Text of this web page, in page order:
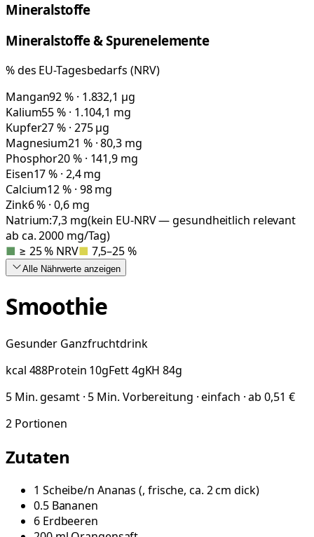
Mineralstoffe
Mineralstoffe & Spurenelemente
% des EU-Tagesbedarfs (NRV)
Mangan92 % · 1.832,1 µg
Kalium55 % · 1.104,1 mg
Kupfer27 % · 275 µg
Magnesium21 % · 80,3 mg
Phosphor20 % · 141,9 mg
Eisen17 % · 2,4 mg
Calcium12 % · 98 mg
Zink6 % · 0,6 mg
Natrium:7,3mg(kein EU-NRV — gesundheitlich relevant
ab ca. 2000 mg/Tag)
■ ≥ 25 % NRV■ 7,5–25 %
Alle Nährwerte anzeigen
Smoothie
Gesunder Ganzfruchtdrink
kcal 488Protein 10gFett4gKH 84g
5 Min. gesamt · 5 Min. Vorbereitung · einfach · ab 0,51 €
2 Portionen
Zutaten
1 Scheibe/n Ananas (, frische, ca. 2 cm dick)
0.5 Bananen
6 Erdbeeren